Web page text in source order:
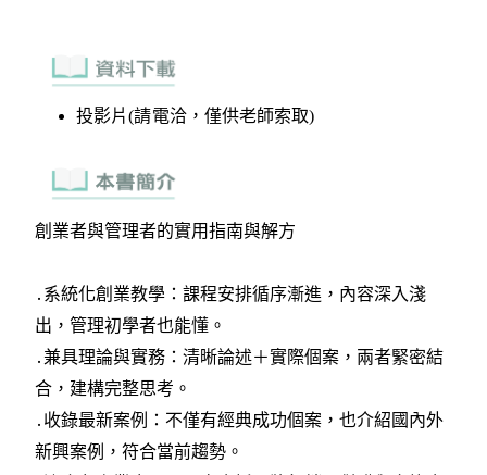
投影片(請電洽，僅供老師索取)